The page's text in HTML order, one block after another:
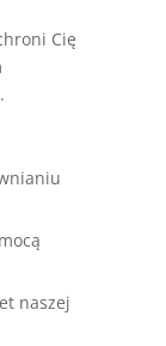
Cię
naszej